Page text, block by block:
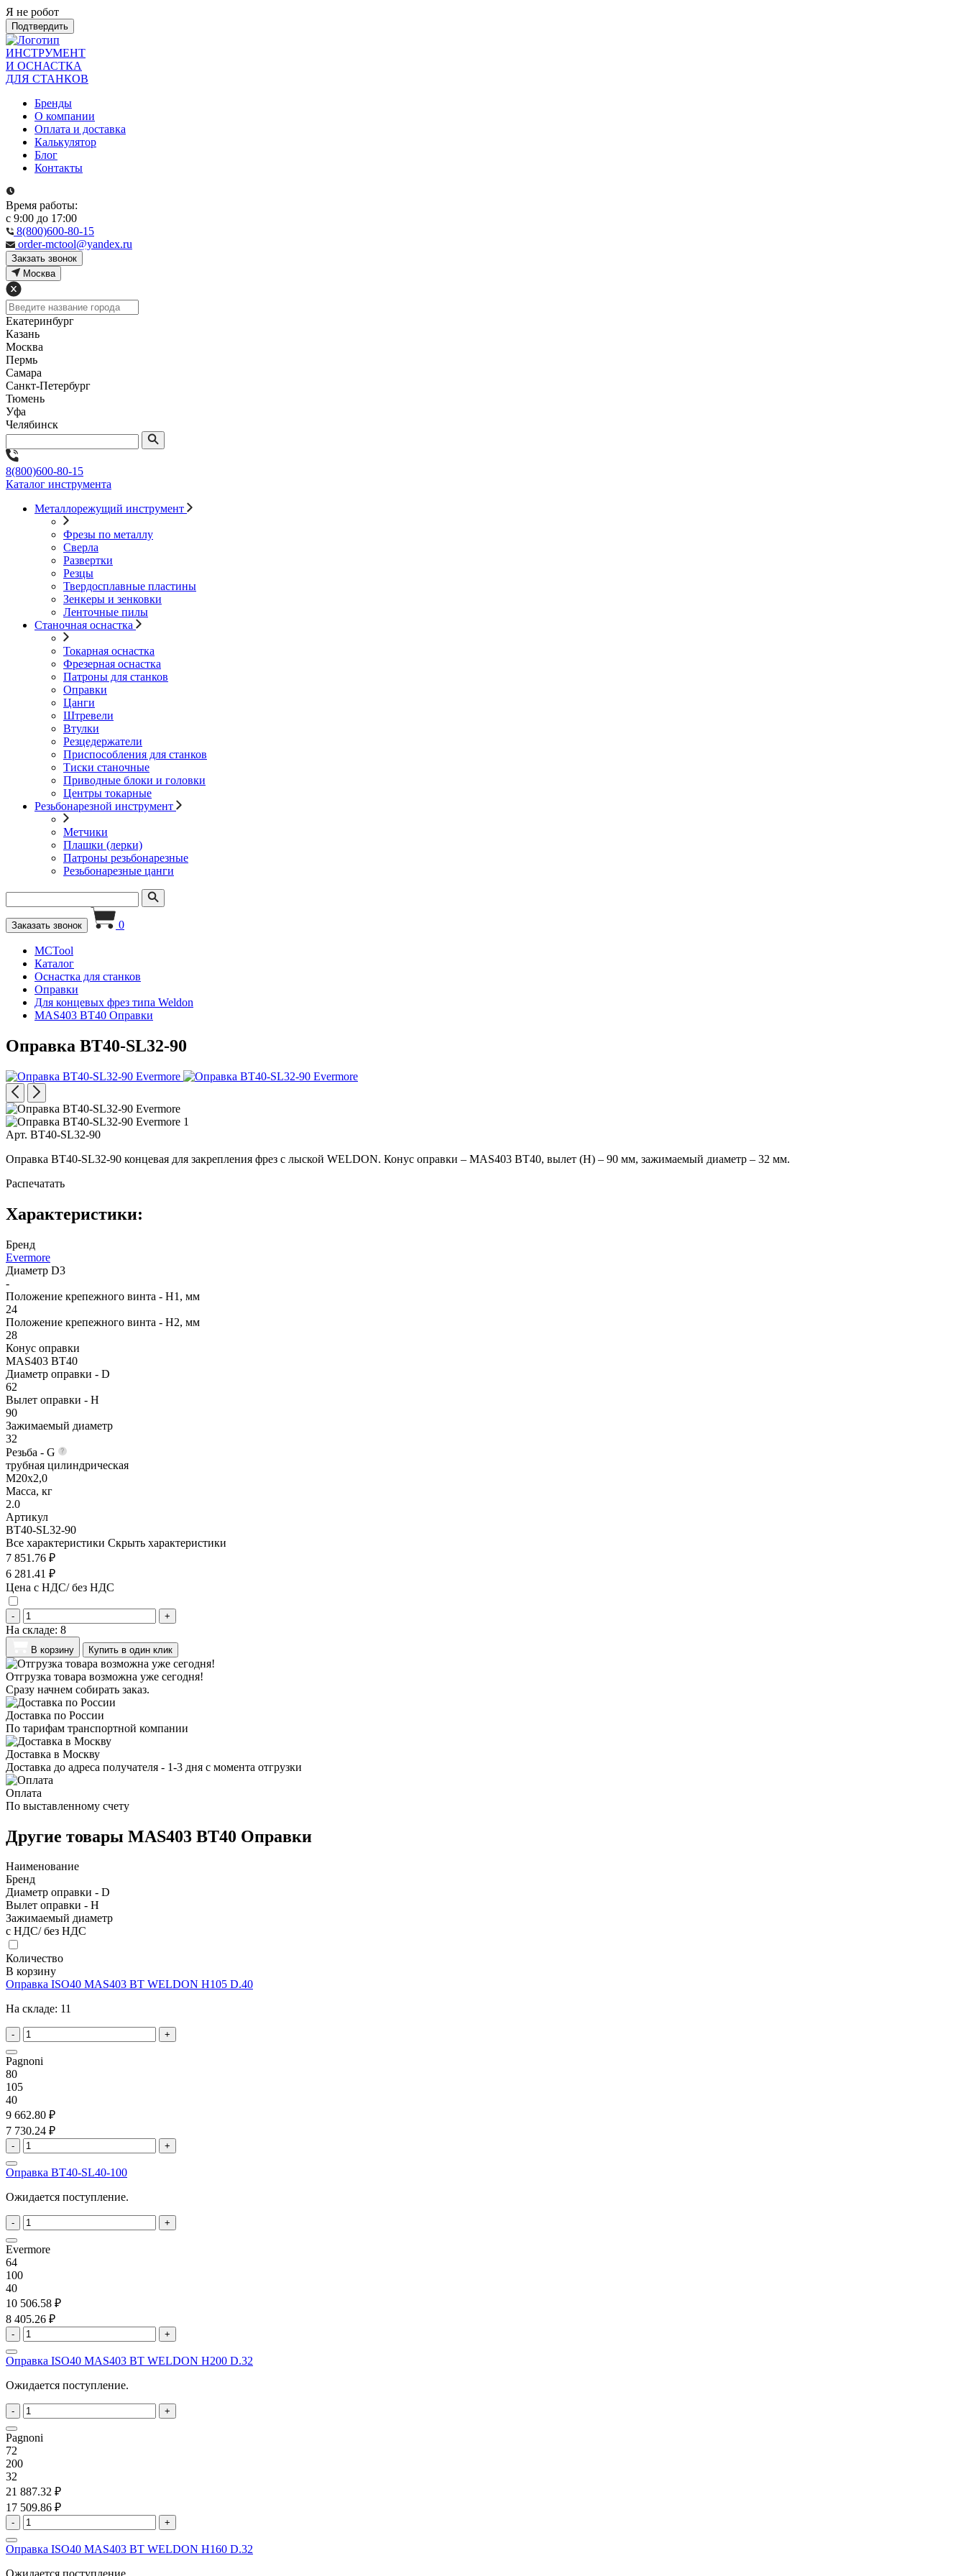
Я не робот
Подтвердить
ИНСТРУМЕНТ
И ОСНАСТКА
ДЛЯ СТАНКОВ
Бренды
О компании
Оплата и доставка
Калькулятор
Блог
Контакты
Время работы:
с 9:00 до 17:00
8(800)600-80-15
order-mctool@yandex.ru
Закзать звонок
Москва
Екатеринбург
Казань
Москва
Пермь
Самара
Санкт-Петербург
Тюмень
Уфа
Челябинск
8(800)600-80-15
Каталог инструмента
Металлорежущий инструмент
Фрезы по металлу
Сверла
Развертки
Резцы
Твердосплавные пластины
Зенкеры и зенковки
Ленточные пилы
Станочная оснастка
Токарная оснастка
Фрезерная оснастка
Патроны для станков
Оправки
Цанги
Штревели
Втулки
Резцедержатели
Приспособления для станков
Тиски станочные
Приводные блоки и головки
Центры токарные
Резьбонарезной инструмент
Метчики
Плашки (лерки)
Патроны резьбонарезные
Резьбонарезные цанги
Заказать звонок 0
MCTool
Каталог
Оснастка для станков
Оправки
Для концевых фрез типа Weldon
MAS403 BT40 Оправки
Оправка BT40-SL32-90
Арт. BT40-SL32-90
Оправка BT40-SL32-90 концевая для закрепления фрез с лыской WELDON. Конус оправки – MAS403 BT40, вылет (H) – 90 мм, зажимаемый диаметр – 32 мм.
Распечатать
Характеристики:
Бренд
Evermore
Диаметр D3
-
Положение крепежного винта - H1, мм
24
Положение крепежного винта - H2, мм
28
Конус оправки
MAS403 BT40
Диаметр оправки - D
62
Вылет оправки - H
90
Зажимаемый диаметр
32
Резьба - G
трубная цилиндрическая
M20x2,0
Масса, кг
2.0
Артикул
BT40-SL32-90
Все характеристики Скрыть характеристики
7 851.76 ₽
6 281.41 ₽
Цена с НДС/ без НДС
- +
На складе: 8
В корзину Купить в один клик
Отгрузка товара возможна уже сегодня!
Сразу начнем собирать заказ.
Доставка по России
По тарифам транспортной компании
Доставка в Москву
Доставка до адреса получателя - 1-3 дня с момента отгрузки
Оплата
По выставленному счету
Другие товары MAS403 BT40 Оправки
Наименование
Бренд
Диаметр оправки - D
Вылет оправки - H
Зажимаемый диаметр
с НДС/ без НДС
Количество
В корзину
Оправка ISO40 MAS403 BT WELDON H105 D.40
На складе: 11
- +
Pagnoni
80
105
40
9 662.80 ₽
7 730.24 ₽
- +
Оправка BT40-SL40-100
Ожидается поступление.
- +
Evermore
64
100
40
10 506.58 ₽
8 405.26 ₽
- +
Оправка ISO40 MAS403 BT WELDON H200 D.32
Ожидается поступление.
- +
Pagnoni
72
200
32
21 887.32 ₽
17 509.86 ₽
- +
Оправка ISO40 MAS403 BT WELDON H160 D.32